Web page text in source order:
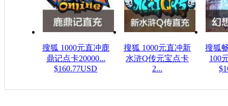
搜狐 1000元直冲鹿
鼎记点卡20000...
$160.77USD
搜狐 1000元直冲新
水浒Q传元宝点卡
2...
搜狐
100